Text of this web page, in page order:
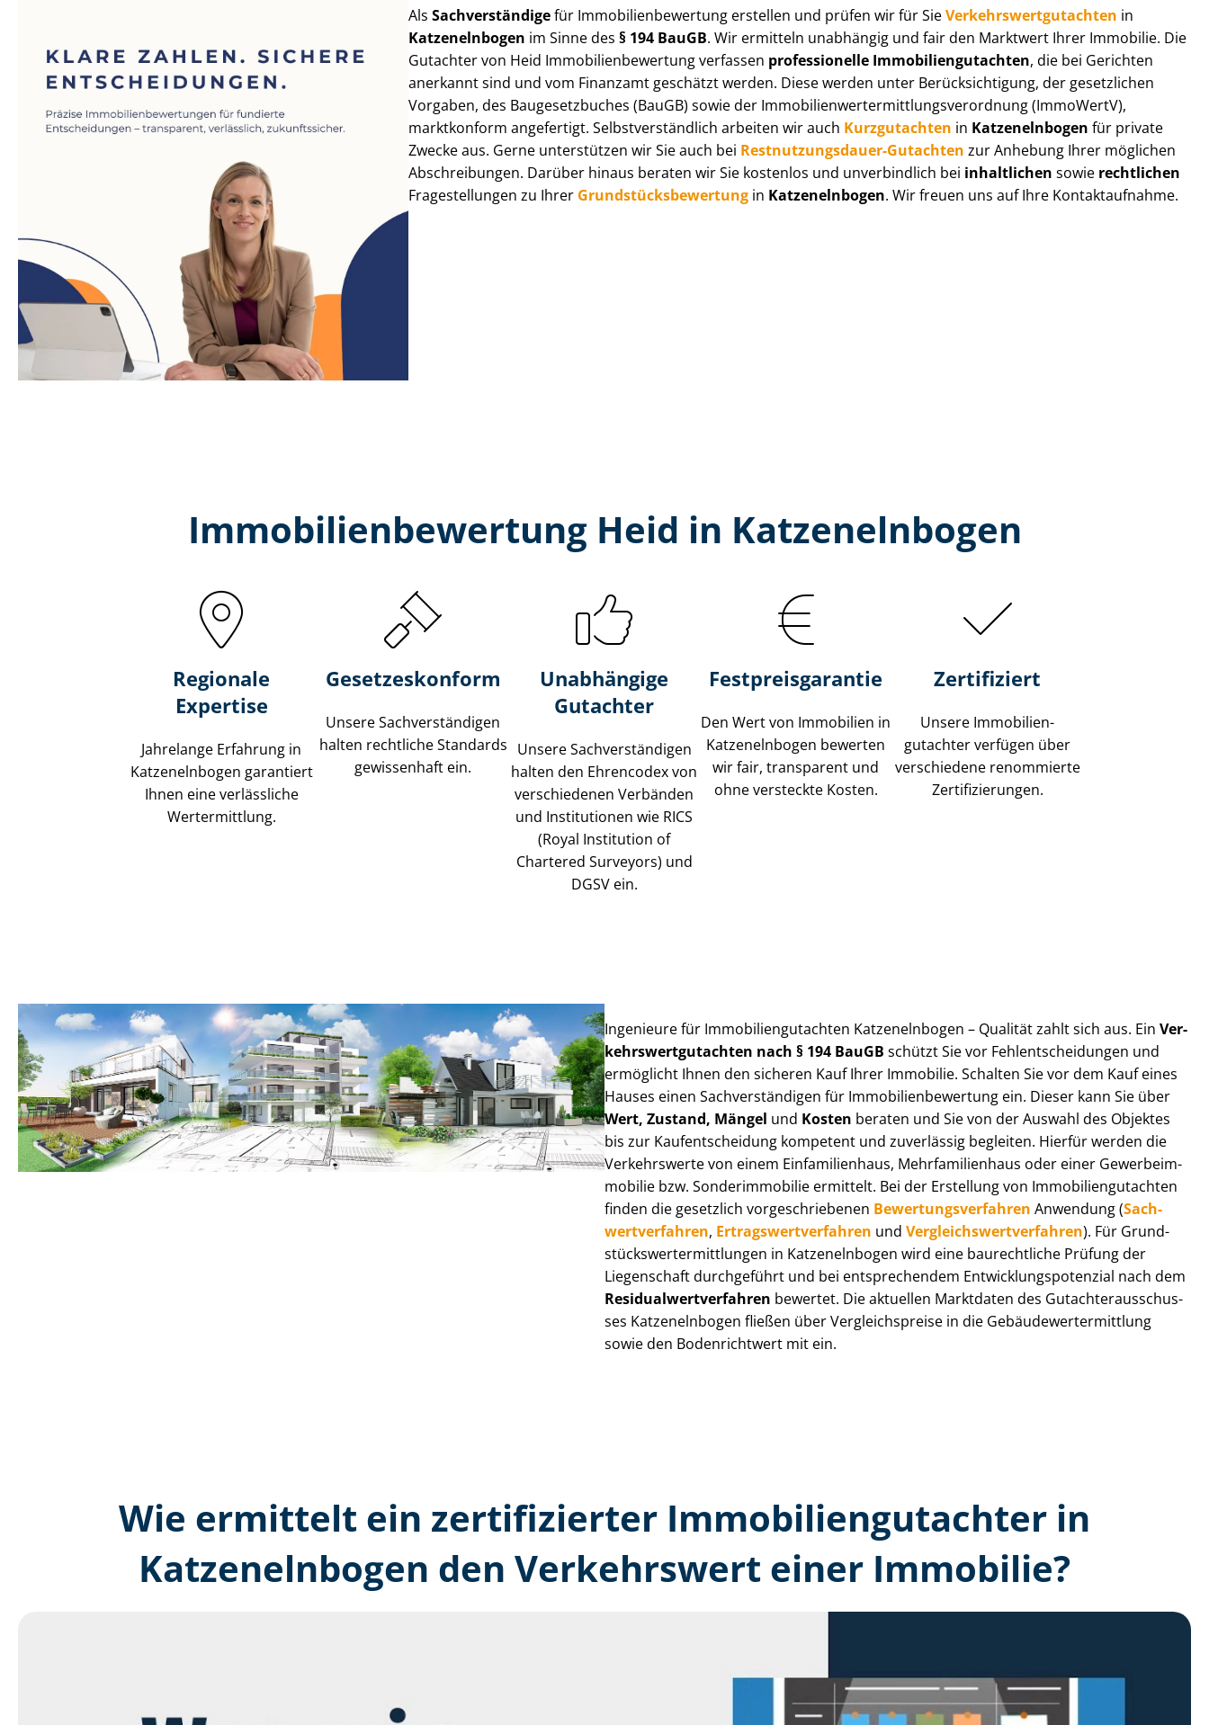
AlsSachverständigefür Im­mo­bi­li­en­be­wer­tung erstellen und prüfen wir für SieVer­kehrs­wert­gut­ach­ten in
Katzenelnbogen im Sinne des§ 194 BauGB. Wir ermitteln unabhängig und fair den Marktwert Ihrer Immobilie. Die
Gutachter von Heid Im­mo­bi­li­en­be­wer­tung verfassen professionelle Im­mo­bi­li­en­gut­ach­ten, die bei Gerichten
anerkannt sind und vom Finanzamt geschätzt werden. Diese werden unter Be­rück­sich­ti­gung, der gesetzlichen
Vorgaben, des Baugesetzbuches (BauGB) sowie der Im­mo­bi­li­en­wert­ermitt­lungs­ver­ord­nung (ImmoWertV),
marktkonform angefertigt. Selbst­ver­ständ­lich arbeiten wir auch Kurzgutachten in Katzenelnbogen für private
Zwecke aus. Gerne unterstützen wir Sie auch bei Rest­nut­zungs­dau­er-Gutachten zur Anhebung Ihrer möglichen
Abschreibungen. Darüber hinaus beraten wir Sie kostenlos und unverbindlich bei inhaltlichen sowie rechtlichen
Fragestellungen zu Ihrer Grund­stücks­be­wer­tung in Katzenelnbogen. Wir freuen uns auf Ihre Kontaktaufnahme.
Immobilien­bewertung Heid in Katzenelnbogen
Regionale
Expertise
Jahrelange Erfahrung in
Katzenelnbogen garantiert
Ihnen eine verlässliche
Wertermittlung.
Gesetzes­konform
Unsere Sach­ver­stän­di­gen
halten rechtliche Standards
gewissenhaft ein.
Unabhängige
Gutachter
Unsere Sach­ver­stän­di­gen
halten den Ehrencodex von
verschiedenen Verbänden
und Institutionen wie RICS
(Royal Institution of
Chartered Surveyors) und
DGSV ein.
Festpreis​garantie
Den Wert von Immobilien in
Katzenelnbogen bewerten
wir fair, transparent und
ohne versteckte Kosten.
Zertifiziert
Unsere Immobilien­
gutachter verfügen über
verschiedene renommierte
Zer­ti­fi­zie­run­gen.
Ingenieure für Im­mo­bi­li­en­gut­ach­ten Katzenelnbogen – Qualität zahlt sich aus. Ein Ver­
kehrs­wert­gut­ach­ten nach § 194 BauGB schützt Sie vor Fehl­ent­schei­dun­gen und
ermöglicht Ihnen den sicheren Kauf Ihrer Immobilie. Schalten Sie vor dem Kauf eines
Hauses einen Sach­ver­stän­di­gen für Im­mo­bi­li­en­be­wer­tung ein. Dieser kann Sie über
Wert, Zustand, Mängel und Kosten beraten und Sie von der Auswahl des Objektes
bis zur Kauf­ent­schei­dung kompetent und zuverlässig begleiten. Hierfür werden die
Verkehrswerte von einem Einfamilienhaus, Mehr­fa­mi­li­en­haus oder einer Ge­wer­be­im­
mo­bi­lie bzw. Sonderimmobilie ermittelt. Bei der Erstellung von Im­mo­bi­li­en­gut­ach­ten
finden die gesetzlich vor­ge­schrie­be­nen Be­wer­tungs­ver­fah­ren Anwendung (Sach­
wert­ver­fah­ren, Er­trags­wert­ver­fah­ren und Ver­gleichs­wert­ver­fah­ren). Für Grund­
stücks­wert­ermitt­lun­gen in Katzenelnbogen wird eine baurechtliche Prüfung der
Liegenschaft durchgeführt und bei entsprechendem Ent­wick­lungs­po­ten­zi­al nach dem
Re­si­du­al­wert­ver­fah­ren bewertet. Die aktuellen Marktdaten des Gut­ach­ter­aus­schus­
ses Katzenelnbogen fließen über Ver­gleichs­prei­se in die Ge­bäu­de­wert­ermitt­lung
sowie den Bodenrichtwert mit ein.
Wie ermittelt ein zertifizierter Immobilien­gutachter in
Katzenelnbogen den Verkehrswert einer Immobilie?